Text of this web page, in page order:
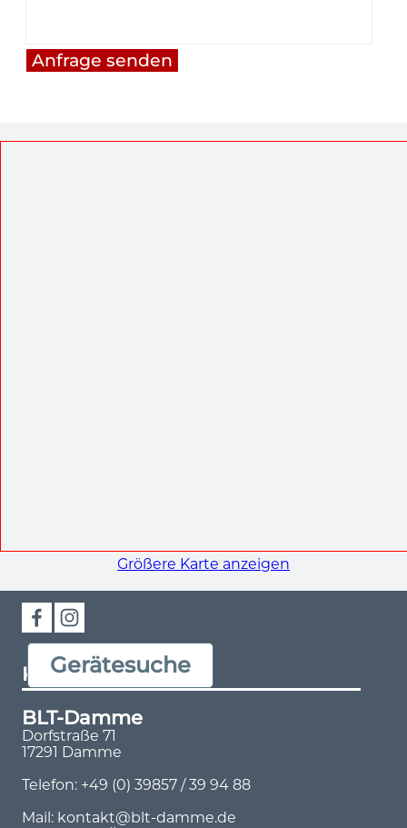
Größere Karte anzeigen
Gerätesuche
KONTAKT
BLT-Damme
Dorfstraße 71
17291 Damme
Telefon: +49 (0) 39857 / 39 94 88
Mail: kontakt@blt-damme.de